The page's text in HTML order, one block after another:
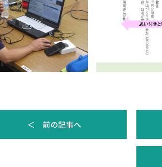
＜ 前の記事へ